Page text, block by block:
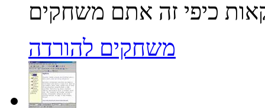
משחקים להורדה